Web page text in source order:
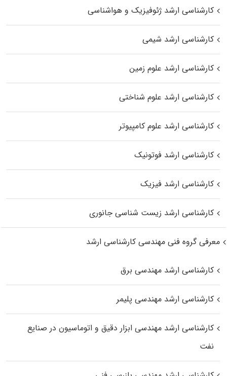
کارشناسی ارشد ژئوفیزیک و هواشناسی
کارشناسی ارشد شیمی
کارشناسی ارشد علوم زمین
کارشناسی ارشد علوم شناختی
کارشناسی ارشد علوم کامپیوتر
کارشناسی ارشد فوتونیک
کارشناسی ارشد فیزیک
کارشناسی ارشد زیست‌ شناسی جانوری
معرفی گروه فنی مهندسی کارشناسی ارشد
کارشناسی ارشد مهندسی برق
کارشناسی ارشد مهندسی پلیمر
کارشناسی ارشد مهندسی ابزار دقیق و اتوماسیون در صنایع
نفت